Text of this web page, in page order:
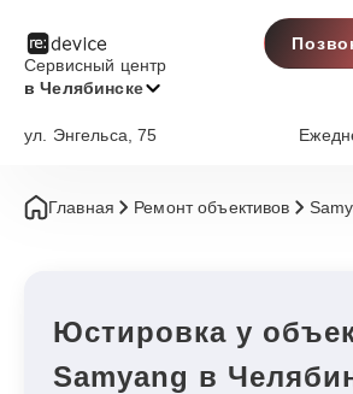
Сервисный центр
в Челябинске
ул. Энгельса, 75
Главная Ремонт объективов
Юстировка у
Samyang в